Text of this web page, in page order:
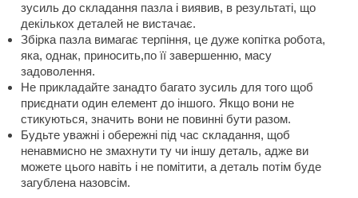
зусиль до складання пазла і виявив, в результаті, що
декількох деталей не вистачає.
Збірка пазла вимагає терпіння, це дуже копітка робота,
яка, однак, приносить,по її завершенню, масу
задоволення.
Не прикладайте занадто багато зусиль для того щоб
приєднати один елемент до іншого. Якщо вони не
стикуються, значить вони не повинні бути разом.
Будьте уважні і обережні під час складання, щоб
ненавмисно не змахнути ту чи іншу деталь, адже ви
можете цього навіть і не помітити, а деталь потім буде
загублена назовсім.